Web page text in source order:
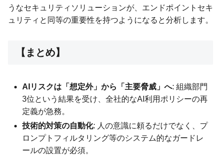
うなセキュリティソリューションが、エンドポイントセキ
ュリティと同等の重要性を持つようになると分析します。
【まとめ】
AIリスクは「想定外」から「主要脅威」へ: 組織部門
3位という結果を受け、全社的なAI利用ポリシーの再
定義が急務。
技術的対策の自動化: 人の意識に頼るだけでなく、プ
ロンプトフィルタリング等のシステム的なガードレ
ールの設置が必須。